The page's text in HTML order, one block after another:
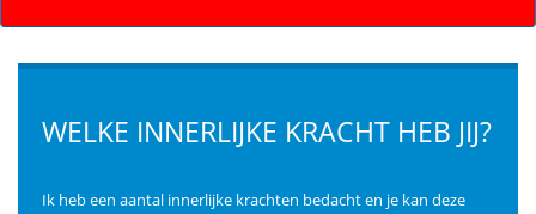
WELKE INNERLIJKE KRACHT HEB JIJ?
Ik heb een aantal innerlijke krachten bedacht en je kan deze